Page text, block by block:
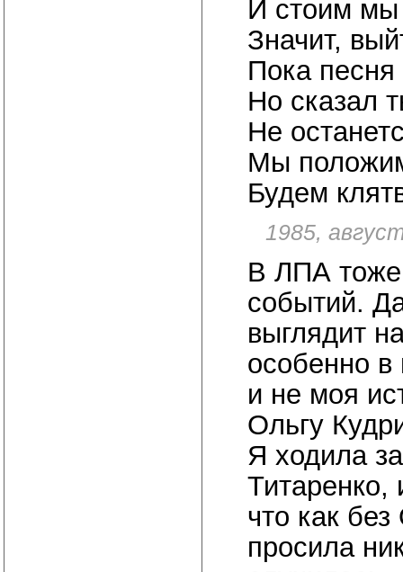
И стоим мы
Значит,
Пока песня
Но сказал
Не
Мы
Будем
1985,
В ЛПА тоже
событий.
выглядит
особенно
и не моя
Ольгу
Я ходила
Титаренко,
что как
просила